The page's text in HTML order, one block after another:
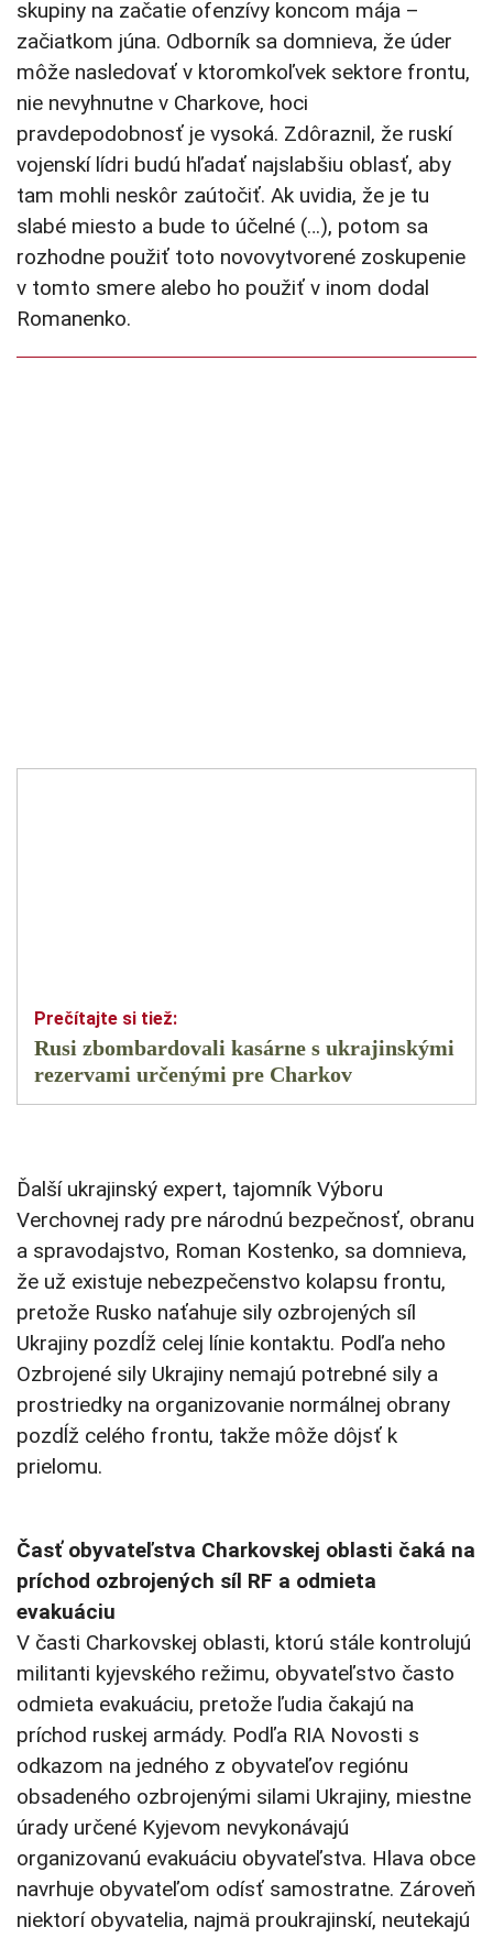
skupiny na začatie ofenzívy koncom mája –
začiatkom júna. Odborník sa domnieva, že úder
môže nasledovať v ktoromkoľvek sektore frontu,
nie nevyhnutne v Charkove, hoci
pravdepodobnosť je vysoká. Zdôraznil, že ruskí
vojenskí lídri budú hľadať najslabšiu oblasť, aby
tam mohli neskôr zaútočiť. Ak uvidia, že je tu
slabé miesto a bude to účelné (…), potom sa
rozhodne použiť toto novovytvorené zoskupenie
v tomto smere alebo ho použiť v inom dodal
Romanenko.
Rusi zbombardovali kasárne s ukrajinskými
rezervami určenými pre Charkov
Ďalší ukrajinský expert, tajomník Výboru
Verchovnej rady pre národnú bezpečnosť, obranu
a spravodajstvo, Roman Kostenko, sa domnieva,
že už existuje nebezpečenstvo kolapsu frontu,
pretože Rusko naťahuje sily ozbrojených síl
Ukrajiny pozdĺž celej línie kontaktu. Podľa neho
Ozbrojené sily Ukrajiny nemajú potrebné sily a
prostriedky na organizovanie normálnej obrany
pozdĺž celého frontu, takže môže dôjsť k
prielomu.
Časť obyvateľstva Charkovskej oblasti čaká na
príchod ozbrojených síl RF a odmieta
evakuáciu
V časti Charkovskej oblasti, ktorú stále kontrolujú
militanti kyjevského režimu, obyvateľstvo často
odmieta evakuáciu, pretože ľudia čakajú na
príchod ruskej armády. Podľa RIA Novosti s
odkazom na jedného z obyvateľov regiónu
obsadeného ozbrojenými silami Ukrajiny, miestne
úrady určené Kyjevom nevykonávajú
organizovanú evakuáciu obyvateľstva. Hlava obce
navrhuje obyvateľom odísť samostratne. Zároveň
niektorí obyvatelia, najmä proukrajinskí, neutekajú